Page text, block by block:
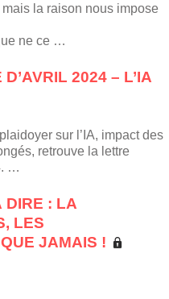
la raison nous impose
ne ce …
2024 – L’IA
sur l’IA, impact des
retrouve la lettre
…
DIRE : LA
LES
JAMAIS !